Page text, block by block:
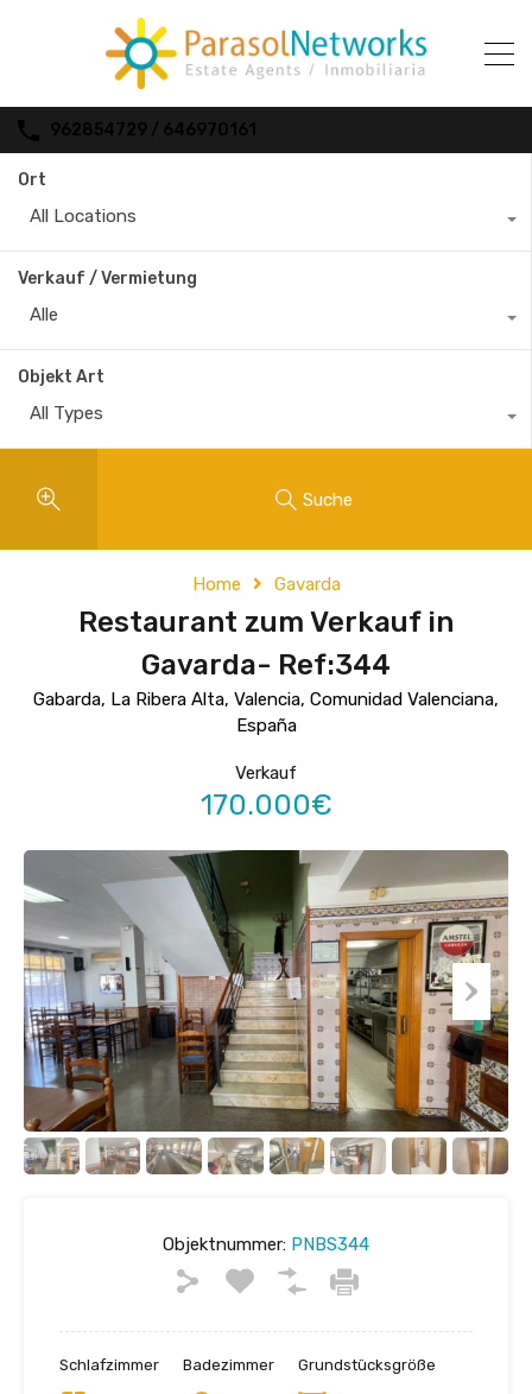
962854729 / 646970161
Ort
All Locations
Verkauf / Vermietung
Alle
Objekt Art
All Types
Suche
Home Gavarda
Restaurant zum Verkauf in
Gavarda- Ref:344
Gabarda, La Ribera Alta, Valencia, Comunidad Valenciana,
España
Verkauf
170.000€
Objektnummer: PNBS344
Schlafzimmer Badezimmer Grundstücksgröße